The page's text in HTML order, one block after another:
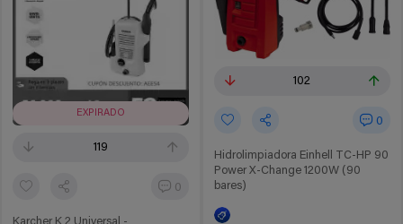
EXPIRADO
119
0
102
0
Hidrolimpiadora Einhell TC-HP 90
Power X-Change 1200W (90
bares)